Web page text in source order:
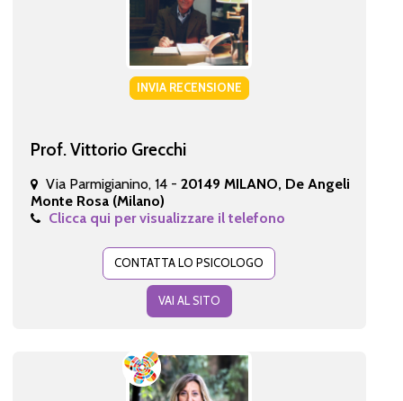
INVIA RECENSIONE
Prof. Vittorio Grecchi
Via Parmigianino, 14 - 20149 MILANO, De Angeli
Monte Rosa (Milano)
Clicca qui per visualizzare il telefono
CONTATTA LO PSICOLOGO
VAI AL SITO